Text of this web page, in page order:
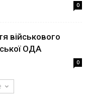
0
військового
ОДА
0